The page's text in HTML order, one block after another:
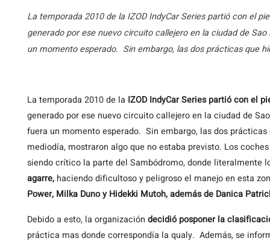
La temporada 2010 de la IZOD IndyCar Series partió con el
generado por ese nuevo circuito callejero en la ciudad de
un momento esperado. Sin embargo, las dos prácticas que
La temporada 2010 de la IZOD IndyCar Series partió con el
generado por ese nuevo circuito callejero en la ciudad de
fuera un momento esperado. Sin embargo, las dos
mediodía, mostraron algo que no estaba previsto. Los
siendo crítico la parte del Sambódromo, donde literalmente
agarre, haciendo dificultoso y peligroso el manejo en esta
Power, Milka Duno y Hidekki Mutoh, además de Danica
Debido a esto, la organización decidió posponer la
práctica mas donde correspondía la qualy. Además, se